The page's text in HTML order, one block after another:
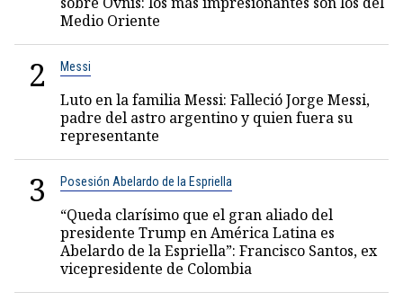
Medio Oriente
2 Messi
Luto en la familia Messi: Falleció Jorge Messi,
padre del astro argentino y quien fuera su
representante
3 Posesión Abelardo de la Espriella
“Queda clarísimo que el gran aliado del
presidente Trump en América Latina es
Abelardo de la Espriella”: Francisco Santos, ex
vicepresidente de Colombia